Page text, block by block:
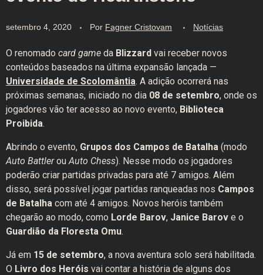
setembro 4, 2020 Por Fagner Cristovam Notícias
O renomado card game da Blizzard vai receber novos
conteúdos baseados na última expansão lançada —
Universidade de Scolomântia. A adição ocorrerá nas
próximas semanas, iniciado no dia 08 de setembro, onde os
jogadores vão ter acesso ao novo evento, Biblioteca
Proibida.
Abrindo o evento, Grupos dos Campos de Batalha (modo
Auto Battlerou Auto Chess). Nesse modo os jogadores
poderão criar partidas privadas para até 7 amigos. Além
disso, será possível jogar partidas ranqueadas nos Campos
de Batalha com até 4 amigos. Novos heróis também
chegarão ao modo, como Lorde Barov, Janice Barov e o
Guardião da Floresta Omu.
Já em 15 de setembro, a nova aventura solo será habilitada.
O Livro dos Heróis vai contar a história de alguns dos